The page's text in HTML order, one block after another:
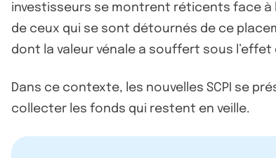
investisseurs se montrent réticents face à
de ceux qui se sont détournés de ce
dont la valeur vénale a souffert sous l’effet
Dans ce contexte, les nouvelles SCPI se
collecter les fonds qui restent en veille.